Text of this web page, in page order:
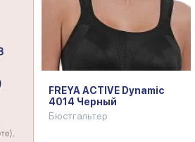
FREYA ACTIVE Dynamic
4014 Черный
Бюстгальтер